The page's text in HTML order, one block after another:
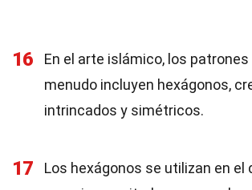
16
En el arte islámico, los
menudo incluyen hexágonos,
intrincados y simétricos.
17
Los hexágonos se utilizan en el